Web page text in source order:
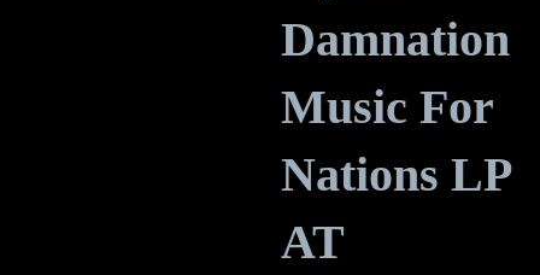
Damnation
Music For
Nations LP
AT